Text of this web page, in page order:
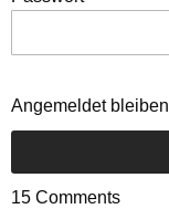
Angemeldet bleiben
15 Comments